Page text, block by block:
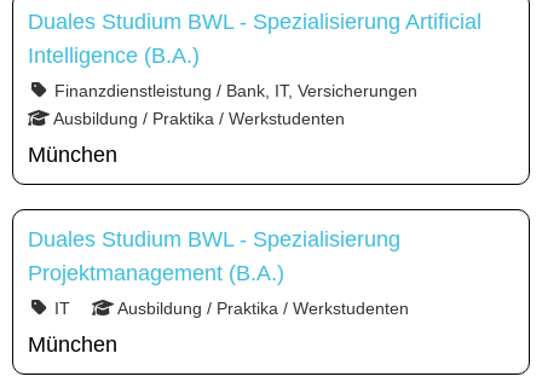
Duales Studium BWL - Spezialisierung Artificial
Intelligence (B.A.)
Finanzdienstleistung / Bank, IT, Versicherungen
Ausbildung / Praktika / Werkstudenten
München
Duales Studium BWL - Spezialisierung
Projektmanagement (B.A.)
IT Ausbildung / Praktika / Werkstudenten
München